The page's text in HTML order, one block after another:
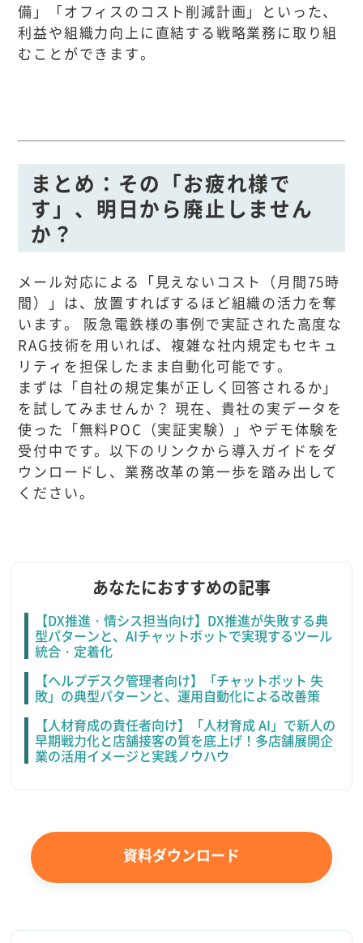
備」「オフィスのコスト削減計画」といった、
利益や組織力向上に直結する戦略業務に取り組
むことができます。
まとめ：その「お疲れ様で
す」、明日から廃止しません
か？
メール対応による「見えないコスト（月間75時
間）」は、放置すればするほど組織の活力を奪
います。 阪急電鉄様の事例で実証された高度な
RAG技術を用いれば、複雑な社内規定もセキュ
リティを担保したまま自動化可能です。
まずは「自社の規定集が正しく回答されるか」
を試してみませんか？ 現在、貴社の実データを
使った「無料POC（実証実験）」やデモ体験を
受付中です。以下のリンクから導入ガイドをダ
ウンロードし、業務改革の第一歩を踏み出して
ください。
あなたにおすすめの記事
【DX推進・情シス担当向け】DX推進が失敗する典
型パターンと、AIチャットボットで実現するツール
統合・定着化
【ヘルプデスク管理者向け】「チャットボット 失
敗」の典型パターンと、運用自動化による改善策
【人材育成の責任者向け】「人材育成 AI」で新人の
早期戦力化と店舗接客の質を底上げ！多店舗展開企
業の活用イメージと実践ノウハウ
資料ダウンロード